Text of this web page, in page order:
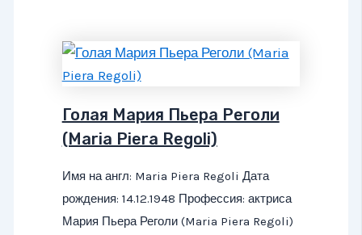
Голая Мария Пьера Реголи
(Maria Piera Regoli)
Имя на англ: Maria Piera Regoli Дата
рождения: 14.12.1948 Профессия: актриса
Мария Пьера Реголи (Maria Piera Regoli)